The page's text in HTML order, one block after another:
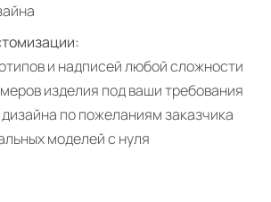
и надписей любой сложности
изделия под ваши требования
по пожеланиям заказчика
моделей с нуля